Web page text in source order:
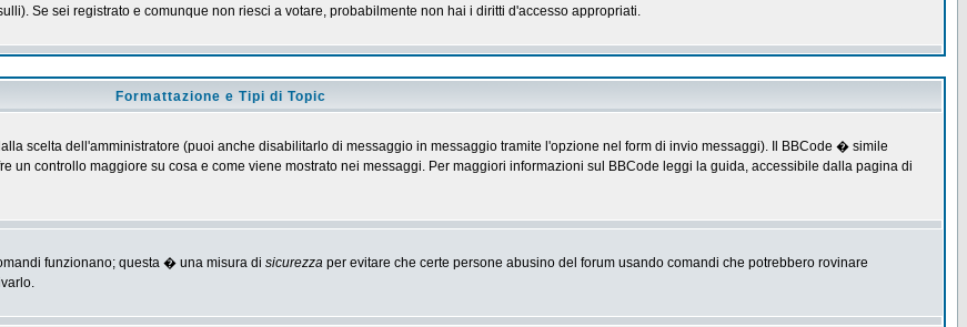
Se sei registrato e comunque non riesci a votare, probabilmente non hai i diritti d'accesso appropriati.
Formattazione e Tipi di Topic
scelta dell'amministratore (puoi anche disabilitarlo di messaggio in messaggio tramite l'opzione nel form di invio messaggi). Il BBCode � simile
un controllo maggiore su cosa e come viene mostrato nei messaggi. Per maggiori informazioni sul BBCode leggi la guida, accessibile dalla pagina di
funzionano; questa � una misura di sicurezza per evitare che certe persone abusino del forum usando comandi che potrebbero rovinare